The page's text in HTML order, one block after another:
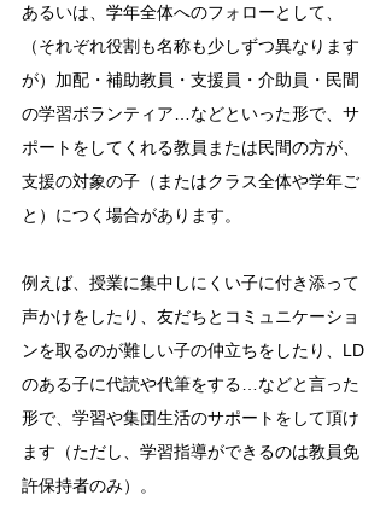
あるいは、学年全体へのフォローとして、
（それぞれ役割も名称も少しずつ異なります
が）加配・補助教員・支援員・介助員・民間
の学習ボランティア…などといった形で、サ
ポートをしてくれる教員または民間の方が、
支援の対象の子（またはクラス全体や学年ご
と）につく場合があります。
例えば、授業に集中しにくい子に付き添って
声かけをしたり、友だちとコミュニケーショ
ンを取るのが難しい子の仲立ちをしたり、LD
のある子に代読や代筆をする…などと言った
形で、学習や集団生活のサポートをして頂け
ます（ただし、学習指導ができるのは教員免
許保持者のみ）。